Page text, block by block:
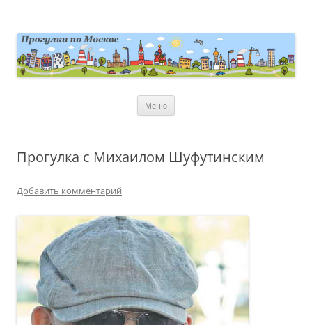
Меню
Прогулка с Михаилом Шуфутинским
Добавить комментарий